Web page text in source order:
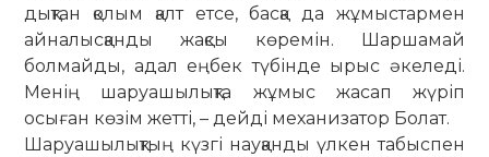
дықтан қолым қалт етсе, басқа да жұмыстармен
айналысқанды жақсы көре­мін. Шаршамай
болмайды, адал еңбек түбінде ырыс әкеледі.
Менің ша­руа­шылықта жұмыс жасап жүріп
осыған көзім жетті, – дейді механизатор Болат.
Шаруашылықтың күзгі науқанды үлкен табыспен